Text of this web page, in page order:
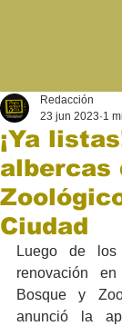
¡Ya
albercas
Ciudad
Redacción
23 jun 2023 1
Luego de los
renovación
Bosque y
anunció la